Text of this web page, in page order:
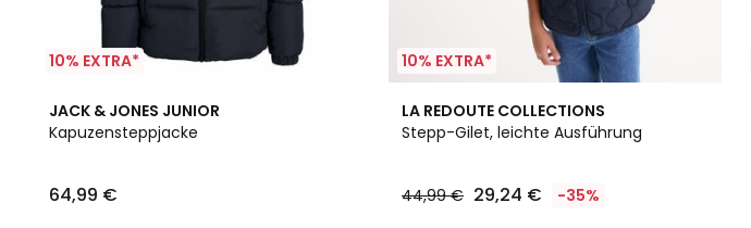
10% EXTRA*
JACK & JONES JUNIOR
Kapuzensteppjacke
€.
64,99 €
4,3
/ 5
2
Farben
10% EXTRA*
LA REDOUTE COLLECTIONS
Stepp-Gilet, leichte Ausführung
44,99 € 29,24 € -35%
2
Farben